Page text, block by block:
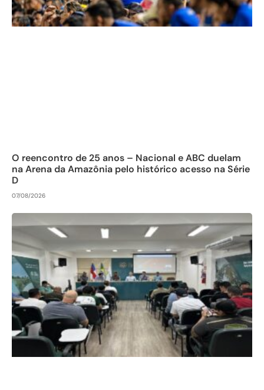
O reencontro de 25 anos – Nacional e ABC duelam
na Arena da Amazônia pelo histórico acesso na Série
D
07/08/2026